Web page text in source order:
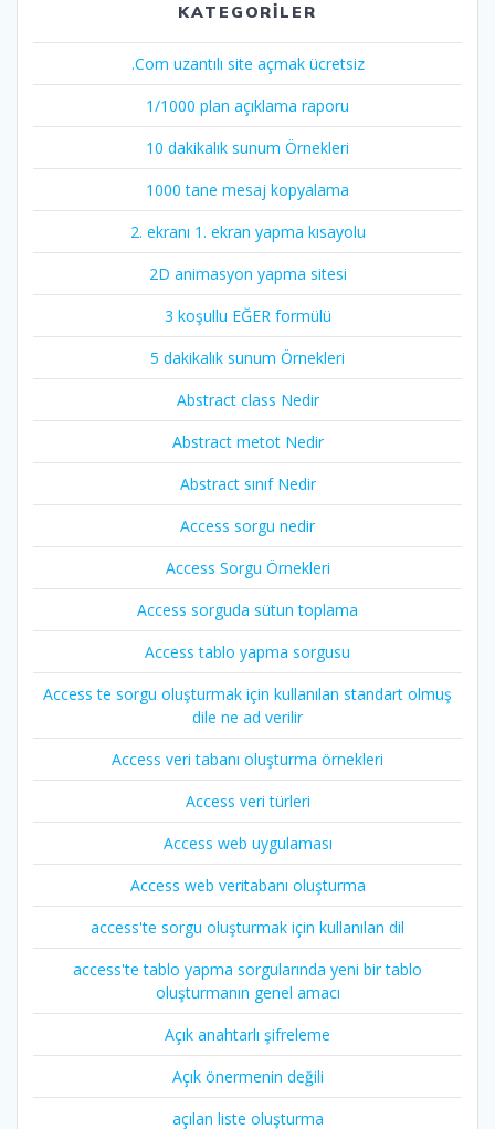
KATEGORILER
.Com uzantılı site açmak ücretsiz
1/1000 plan açıklama raporu
10 dakikalık sunum Örnekleri
1000 tane mesaj kopyalama
2. ekranı 1. ekran yapma kısayolu
2D animasyon yapma sitesi
3 koşullu EĞER formülü
5 dakikalık sunum Örnekleri
Abstract class Nedir
Abstract metot Nedir
Abstract sınıf Nedir
Access sorgu nedir
Access Sorgu Örnekleri
Access sorguda sütun toplama
Access tablo yapma sorgusu
Access te sorgu oluşturmak için kullanılan standart olmuş
dile ne ad verilir
Access veri tabanı oluşturma örnekleri
Access veri türleri
Access web uygulaması
Access web veritabanı oluşturma
access'te sorgu oluşturmak için kullanılan dil
access'te tablo yapma sorgularında yeni bir tablo
oluşturmanın genel amacı
Açık anahtarlı şifreleme
Açık önermenin değili
açılan liste oluşturma